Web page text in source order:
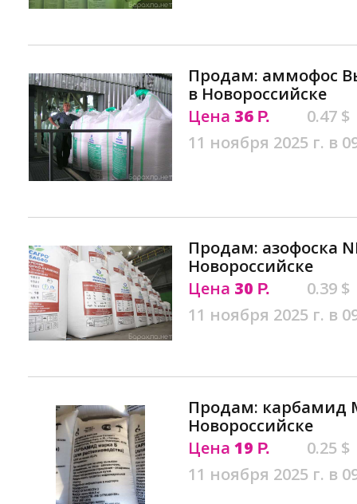
Продам: аммофос
в Новороссийске
Цена 36 Р.
0.47 $
11 ноября 2025 г. в
Продам: азофоска
Новороссийске
Цена 30 Р.
0.39 $
11 ноября 2025 г. в
Продам: карбамид
Новороссийске
Цена 19 Р.
0.25 $
11 ноября 2025 г. в